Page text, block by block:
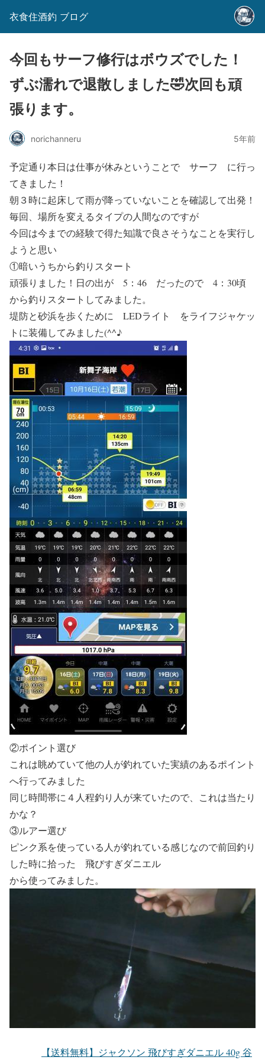
衣食住酒釣 ブログ
今回もサーフ修行はボウズでした！
ずぶ濡れで退散しました🤣次回も頑
張ります。
norichanneru 5年前
予定通り本日は仕事が休みということで サーフ に行っ
てきました！
朝３時に起床して雨が降っていないことを確認して出発！
毎回、場所を変えるタイプの人間なのですが
今回は今までの経験で得た知識で良さそうなことを実行し
ようと思い
①暗いうちから釣りスタート
頑張りました！日の出が 5：46 だったので 4：30頃
から釣りスタートしてみました。
堤防と砂浜を歩くために LEDライト をライフジャケッ
トに装備してみました(^^♪
②ポイント選び
これは眺めていて他の人が釣れていた実績のあるポイント
へ行ってみました
同じ時間帯に４人程釣り人が来ていたので、これは当たり
かな？
③ルアー選び
ピンク系を使っている人が釣れている感じなので前回釣り
した時に拾った 飛びすぎダニエル
から使ってみました。
【送料無料】ジャクソン 飛びすぎダニエル 40g 谷